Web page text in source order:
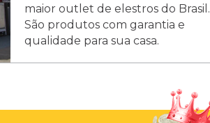
maior outlet de elestros do Brasil.
São produtos com garantia e
qualidade para sua casa.